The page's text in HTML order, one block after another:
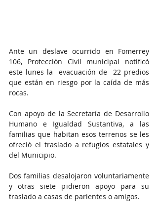
Ante un deslave ocurrido en Fomerrey
106, Protección Civil municipal notificó
este lunes la  evacuación de  22 predios
que están en riesgo por la caída de más
rocas.
Con apoyo de la Secretaría de Desarrollo
Humano e Igualdad Sustantiva, a las
familias que habitan esos terrenos se les
ofreció el traslado a refugios estatales y
del Municipio.
Dos familias desalojaron voluntariamente
y otras siete pidieron apoyo para su
traslado a casas de parientes o amigos.